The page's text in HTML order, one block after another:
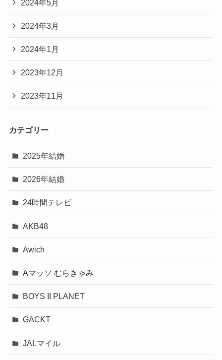
2024年5月
2024年3月
2024年1月
2023年12月
2023年11月
カテゴリー
2025年結婚
2026年結婚
24時間テレビ
AKB48
Awich
Aマッソ むらきゃみ
BOYS II PLANET
GACKT
JALマイル